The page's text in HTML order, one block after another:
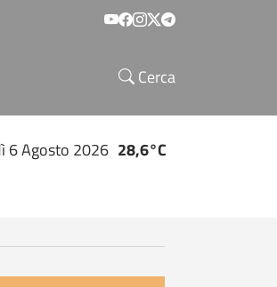
Social menu
Cerca
6 Agosto 2026 28,6°C